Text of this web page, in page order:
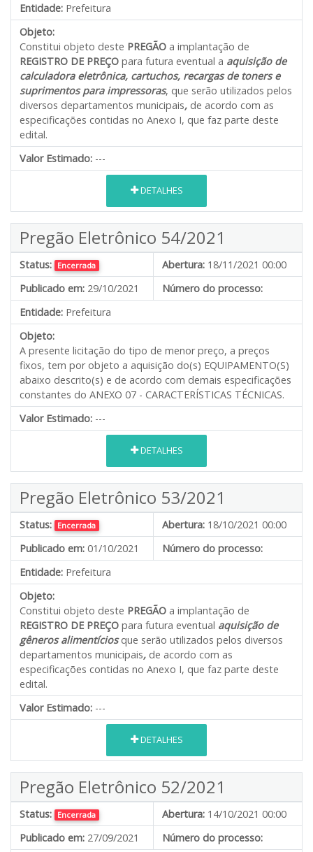
Entidade: Prefeitura
Objeto:
Constitui objeto deste PREGÃO a implantação de
REGISTRO DE PREÇO para futura eventual a aquisição de
calculadora eletrônica, cartuchos, recargas de toners e
suprimentos para impressoras, que serão utilizados pelos
diversos departamentos municipais, de acordo com as
especificações contidas no Anexo I, que faz parte deste
edital.
Valor Estimado: ---
DETALHES
Pregão Eletrônico 54/2021
Status: Encerrada Abertura: 18/11/2021 00:00
Publicado em: 29/10/2021
Número do processo:
Entidade: Prefeitura
Objeto:
A presente licitação do tipo de menor preço, a preços
fixos, tem por objeto a aquisição do(s) EQUIPAMENTO(S)
abaixo descrito(s) e de acordo com demais especificações
constantes do ANEXO 07 - CARACTERÍSTICAS TÉCNICAS.
Valor Estimado: ---
DETALHES
Pregão Eletrônico 53/2021
Status: Encerrada Abertura: 18/10/2021 00:00
Publicado em: 01/10/2021
Número do processo:
Entidade: Prefeitura
Objeto:
Constitui objeto deste PREGÃO a implantação de
REGISTRO DE PREÇO para futura eventual aquisição de
gêneros alimentíciosque serão utilizados pelos diversos
departamentos municipais, de acordo com as
especificações contidas no Anexo I, que faz parte deste
edital.
Valor Estimado: ---
DETALHES
Pregão Eletrônico 52/2021
Status: Encerrada Abertura: 14/10/2021 00:00
Publicado em: 27/09/2021 Número do processo: